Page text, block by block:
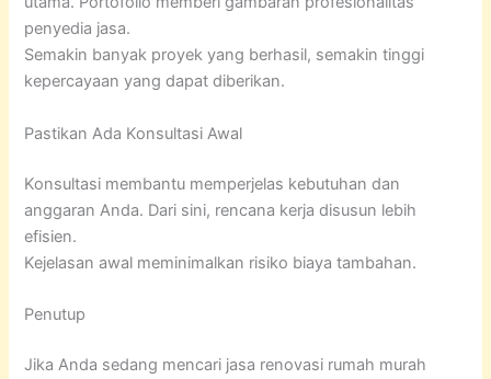
penyedia jasa.
Semakin banyak proyek yang berhasil, semakin tinggi
kepercayaan yang dapat diberikan.
Pastikan Ada Konsultasi Awal
Konsultasi membantu memperjelas kebutuhan dan
anggaran Anda. Dari sini, rencana kerja disusun lebih
efisien.
Kejelasan awal meminimalkan risiko biaya tambahan.
Penutup
Jika Anda sedang mencari jasa renovasi rumah murah